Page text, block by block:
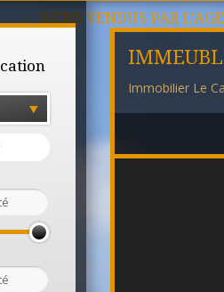
✅ BIENS VENDUS PAR
Immobilier Le